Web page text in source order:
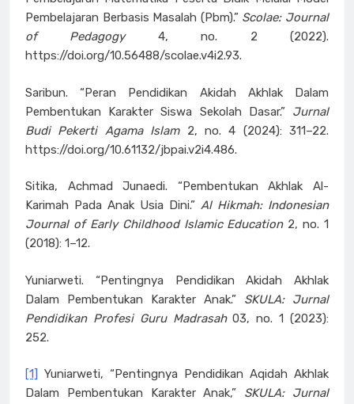
Pembelajaran Berbasis Masalah (Pbm).” Scolae: Journal
of Pedagogy4, no. 2 (2022).
https://doi.org/10.56488/scolae.v4i2.93.
Saribun. “Peran Pendidikan Akidah Akhlak Dalam
Pembentukan Karakter Siswa Sekolah Dasar.” Jurnal
Budi Pekerti Agama Islam2, no. 4 (2024): 311–22.
https://doi.org/10.61132/jbpai.v2i4.486.
Sitika, Achmad Junaedi. “Pembentukan Akhlak Al-
Karimah Pada Anak Usia Dini.” Al Hikmah: Indonesian
Journal of Early Childhood Islamic Education2, no. 1
(2018): 1–12.
Yuniarweti. “Pentingnya Pendidikan Akidah Akhlak
Dalam Pembentukan Karakter Anak.” SKULA: Jurnal
Pendidikan Profesi Guru Madrasah03, no. 1 (2023):
252.
[1] Yuniarweti, “Pentingnya Pendidikan Aqidah Akhlak
Dalam Pembentukan Karakter Anak,” SKULA: Jurnal